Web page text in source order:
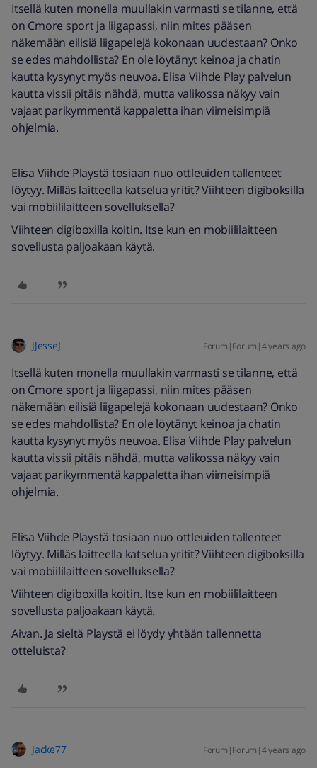
Itsellä kuten monella muullakin varmasti se tilanne, että
on Cmore sport ja liigapassi, niin mites pääsen
näkemään eilisiä liigapelejä kokonaan uudestaan? Onko
se edes mahdollista? En ole löytänyt keinoa ja chatin
kautta kysynyt myös neuvoa. Elisa Viihde Play palvelun
kautta vissii pitäis nähdä, mutta valikossa näkyy vain
vajaat parikymmentä kappaletta ihan viimeisimpiä
ohjelmia.
Elisa Viihde Playstä tosiaan nuo ottleuiden tallenteet
löytyy. Milläs laitteella katselua yritit? Viihteen digiboksilla
vai mobiililaitteen sovelluksella?
Viihteen digiboxilla koitin. Itse kun en mobiililaitteen
sovellusta paljoakaan käytä.
JJesseJ Forum|Forum|4 years ago
Itsellä kuten monella muullakin varmasti se tilanne, että
on Cmore sport ja liigapassi, niin mites pääsen
näkemään eilisiä liigapelejä kokonaan uudestaan? Onko
se edes mahdollista? En ole löytänyt keinoa ja chatin
kautta kysynyt myös neuvoa. Elisa Viihde Play palvelun
kautta vissii pitäis nähdä, mutta valikossa näkyy vain
vajaat parikymmentä kappaletta ihan viimeisimpiä
ohjelmia.
Elisa Viihde Playstä tosiaan nuo ottleuiden tallenteet
löytyy. Milläs laitteella katselua yritit? Viihteen digiboksilla
vai mobiililaitteen sovelluksella?
Viihteen digiboxilla koitin. Itse kun en mobiililaitteen
sovellusta paljoakaan käytä.
Aivan. Ja sieltä Playstä ei löydy yhtään tallennetta
otteluista?
Jacke77 Forum|Forum|4 years ago